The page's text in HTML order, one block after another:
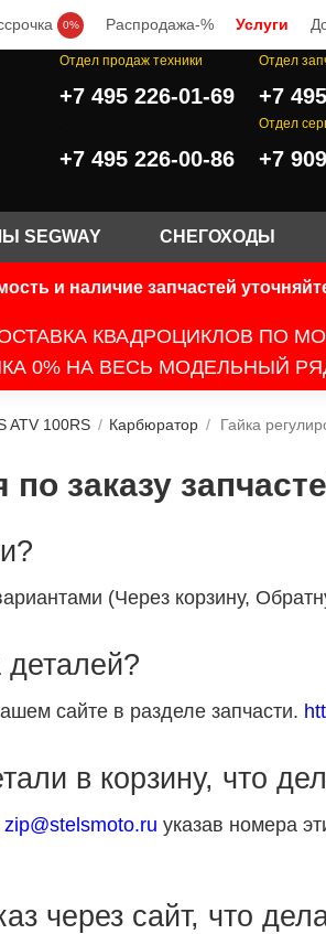
0% Распродажа-% Услуги
Отдел продаж техники
+7 495 226-01-69
Отдел
+7
+7 495 226-00-86
Отдел
+7
SEGWAY СНЕГОХОДЫ
и наличие запчастей
КВАДРОЦИКЛОВ ПО
0% НА ВЕСЬ МОДЕЛЬНЫЙ
ATV 100RS / Карбюратор / Гайка
заказу
(Через корзину,
сайте в разделе запчасти.
в корзину, что
zip@stelsmoto.ru указав номера
через сайт, что